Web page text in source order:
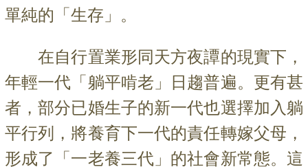
單純的「生存」。
在自行置業形同天方夜譚的現實下，
年輕一代「躺平啃老」日趨普遍。更有甚
者，部分已婚生子的新一代也選擇加入躺
平行列，將養育下一代的責任轉嫁父母，
形成了「一老養三代」的社會新常態。這